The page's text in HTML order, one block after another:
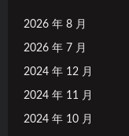
2026 年 8 月
2026 年 7 月
2024 年 12 月
2024 年 11 月
2024 年 10 月